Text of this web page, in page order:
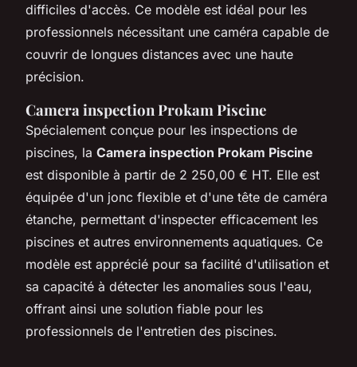
difficiles d'accès. Ce modèle est idéal pour les
professionnels nécessitant une caméra capable de
couvrir de longues distances avec une haute
précision.
Camera inspection Prokam Piscine
Spécialement conçue pour les inspections de
piscines, la Camera inspection Prokam Piscine
est disponible à partir de 2 250,00 € HT. Elle est
équipée d'un jonc flexible et d'une tête de caméra
étanche, permettant d'inspecter efficacement les
piscines et autres environnements aquatiques. Ce
modèle est apprécié pour sa facilité d'utilisation et
sa capacité à détecter les anomalies sous l'eau,
offrant ainsi une solution fiable pour les
professionnels de l'entretien des piscines.